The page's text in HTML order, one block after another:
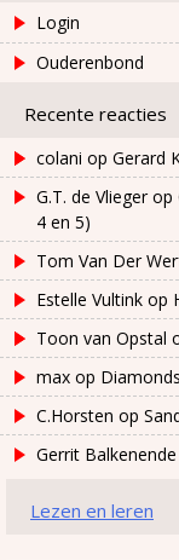
Login
Ouderenbond
Recente reacties
colani op Gerard
G.T. de Vliegerop
4 en 5)
Tom Van Der
Estelle Vultink op
Toon van Opstal
max op
C.Horsten op
Gerrit Balkenende
Lezen en leren